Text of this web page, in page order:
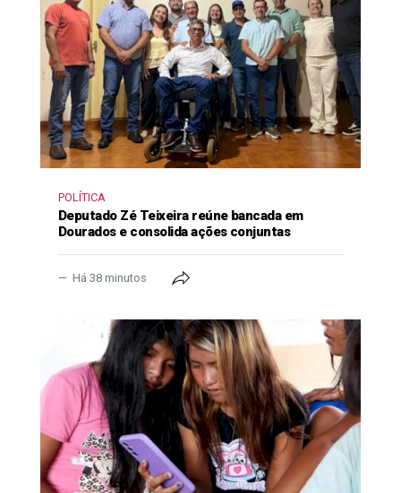
POLÍTICA
Deputado Zé Teixeira reúne bancada em
Dourados e consolida ações conjuntas
Há 38 minutos